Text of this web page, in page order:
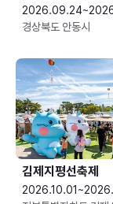
경상북도 안동시
김제지평선축제